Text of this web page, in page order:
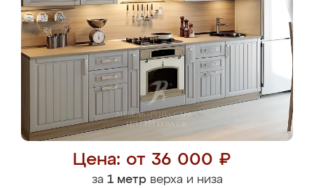
Цена: от 36 000 ₽
за 1 метрверха и низа